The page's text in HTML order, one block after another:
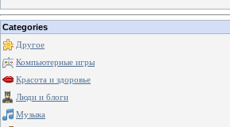
Categories
Другое
Компьютерные игры
Красота и здоровье
Люди и блоги
Музыка